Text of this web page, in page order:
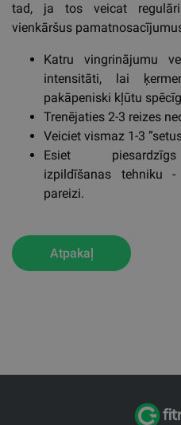
tad, ja tos veicat
vienkāršus
Katru vingrinājumu
intensitāti, lai
pakāpeniski kļūtu
Trenējaties 2-3 reizes
Veiciet vismaz 1-3
Esiet
izpildīšanas tehniku
pareizi.
Atpakaļ